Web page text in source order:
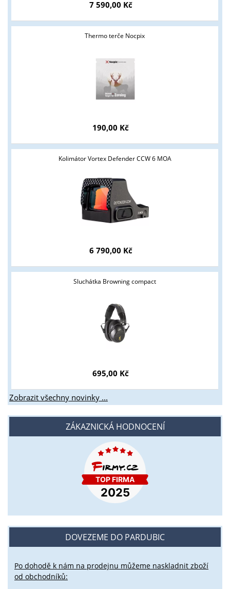
7 590,00 Kč
Thermo terče Nocpix
190,00 Kč
Kolimátor Vortex Defender CCW 6 MOA
6 790,00 Kč
Sluchátka Browning compact
695,00 Kč
Zobrazit všechny novinky ...
ZÁKAZNICKÁ HODNOCENÍ
DOVEZEME DO PARDUBIC
Po dohodě k nám na prodejnu můžeme naskladnit zboží
od obchodníků:
Tyto stránky jsou určeny pouze odborné veřejnosti od 18 let a
podmínky?